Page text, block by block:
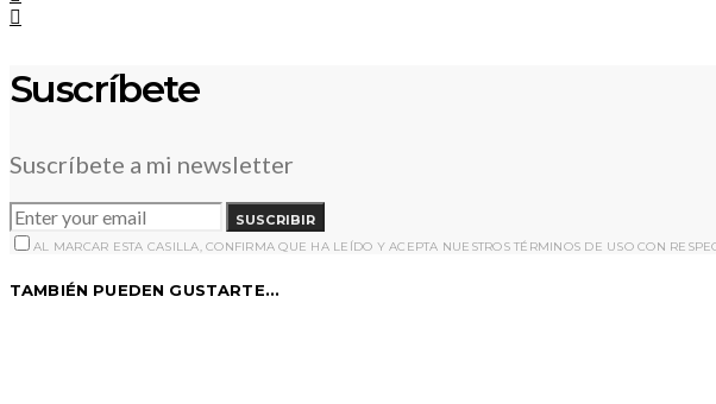
Suscríbete
Suscríbete a mi newsletter
SUSCRIBIR
AL MARCAR ESTA CASILLA, CONFIRMA QUE HA LEÍDO Y ACEPTA NUESTROS TÉRMINOS DE USO CON
TAMBIÉN PUEDEN GUSTARTE...